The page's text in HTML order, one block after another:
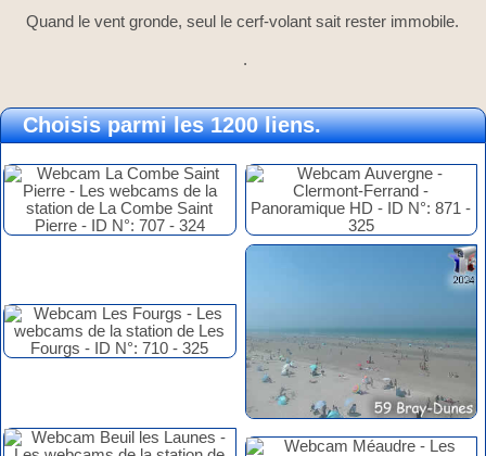
Quand le vent gronde, seul le cerf-volant sait rester immobile.
.
Choisis parmi les 1200 liens.